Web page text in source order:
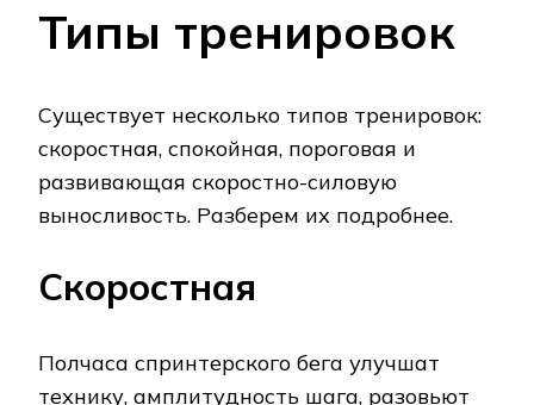
Типы тренировок
Существует несколько типов тренировок:
скоростная, спокойная, пороговая и
развивающая скоростно-силовую
выносливость. Разберем их подробнее.
Скоростная
Полчаса спринтерского бега улучшат
технику, амплитудность шага, разовьют